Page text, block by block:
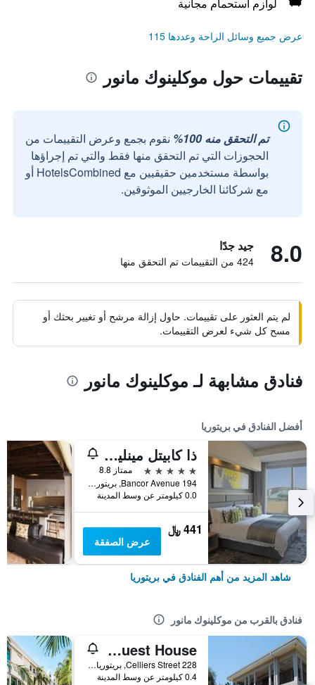
عرض جميع وسائل الراحة وعددها 115
تقييمات حول موكلينوك مانور
تم التحقق منه 100%
نقوم بجمع وعرض التقييمات من
الحجوزات التي تم التحقق منها فقط والتي تم إجراؤها
بواسطة مستخدمين حقيقيين مع HotelsCombined أو
مع شركائنا الخارجيين الموثوقين.
8.0 جيد جدًا
424 من التقييمات تم التحقق منها
لم يتم العثور على تقييمات. حاول إزالة مرشح أو تغيير بحثك أو
مسح كل شيء لعرض التقييمات.
فنادق مشابهة لـ موكلينوك مانور
أفضل الفنادق في بريتوريا
ذا كابيتل مينلين مين
5 نجوم
ممتاز 8.8
194 Bancor Avenue, بريتوريا, محافظة غاوتينج, جنوب أفريقيا
0.0 كيلومتر عن وسط المدينة
441 ﷼
عرض الصفقة
شاهد المزيد من أهم الفنادق في بريتوريا
فنادق بالقرب من موكلينوك مانور
Muckleneuk Guest House
228 Celliers Street, بريتوريا, محافظة غاوتينج, جنوب أفريقيا
0.4 كيلومتر عن وسط المدينة